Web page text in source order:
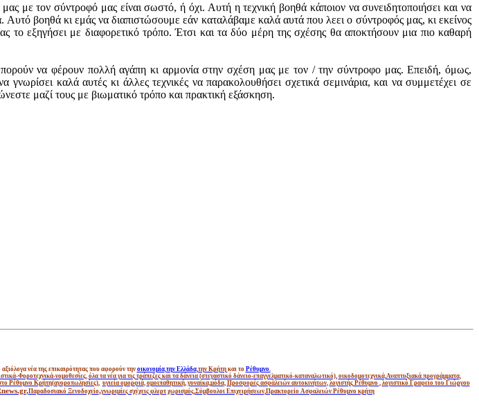
με τον σύντροφό μας είναι σωστό, ή όχι. Αυτή η τεχνική βοηθά κάποιον να συνειδητοποιήσει και να
βοηθά κι εμάς να διαπιστώσουμε εάν καταλάβαμε καλά αυτά που λεει ο σύντροφός μας, κι εκείνος
εξηγήσει με διαφορετικό τρόπο. Έτσι και τα δύο μέρη της σχέσης θα αποκτήσουν μια πιο καθαρή
να φέρουν πολλή αγάπη κι αρμονία στην σχέση μας με τον / την σύντροφο μας. Επειδή, όμως,
καλά αυτές κι άλλες τεχνικές να παρακολουθήσει σχετικά σεμινάρια, και να συμμετέχει σε
μαζί τους με βιωματικό τρόπο και πρακτική εξάσκηση.
νέα της επικαιρότητας που αφορούν την οικονομία,την Ελλάδα,την Κρήτη και το Ρέθυμνο.
Φοροτεχνικά-νομοθεσίες, όλα τα νέα για τις τράπεζες και τα δάνεια (στεγαστικό δάνειο-επαγγελματικό-καταναλωτικό), οικοδομοτεχνικά,Αναπτυξιακά προγράμματα,
Ρέθυμνο Κρήτη(αγοροπωλησίες), υγιεία ομορφιά, ομοιπαθητική, γυναίκα,μόδα, Προσφορές ασφάλειών αυτοκινήτων, λογιστής Ρέθυμνο , λογιστικό Γραφείο του Γιώργου
,Παραδοσιακό Ξενοδοχείο,γνωριμίες σχέχεις φλερτ χωρισμός,Σύμβουλοι Επιχειρήσεων,Πρακτορείο Ασφαλειών Ρέθυμνο κρήτη